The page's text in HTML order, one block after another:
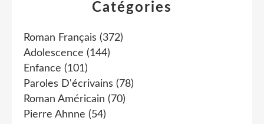
Catégories
Roman Français (372)
Adolescence (144)
Enfance (101)
Paroles D'écrivains (78)
Roman Américain (70)
Pierre Ahnne (54)